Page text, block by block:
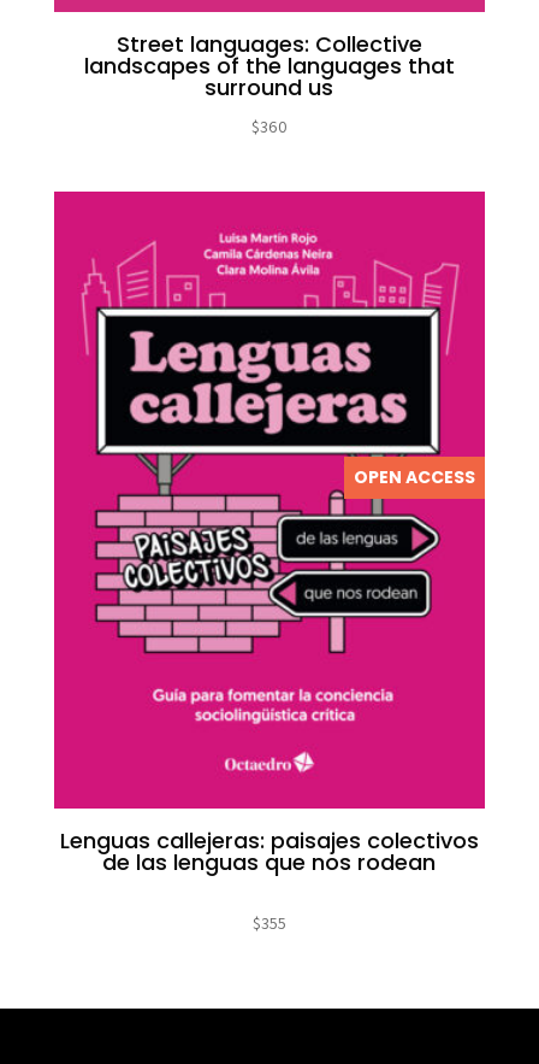
Street languages: Collective
landscapes of the languages that
surround us
$360
OPEN ACCESS
Lenguas callejeras: paisajes colectivos
de las lenguas que nos rodean
$355